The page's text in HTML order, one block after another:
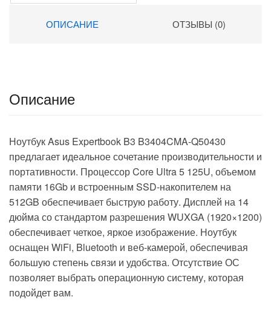
Pro dk.grey WiFi BT Cam
ОПИСАНИЕ ОТЗЫВЫ (0)
Описание
Ноутбук Asus Expertbook B3 B3404CMA-Q50430
предлагает идеальное сочетание производительности и
портативности. Процессор Core Ultra 5 125U, объемом
памяти 16Gb и встроенным SSD-накопителем на
512GB обеспечивает быструю работу. Дисплей на 14
дюйма со стандартом разрешения WUXGA (1920×1200)
обеспечивает четкое, яркое изображение. Ноутбук
оснащен WiFi, Bluetooth и веб-камерой, обеспечивая
большую степень связи и удобства. Отсутствие ОС
позволяет выбрать операционную систему, которая
подойдет вам.